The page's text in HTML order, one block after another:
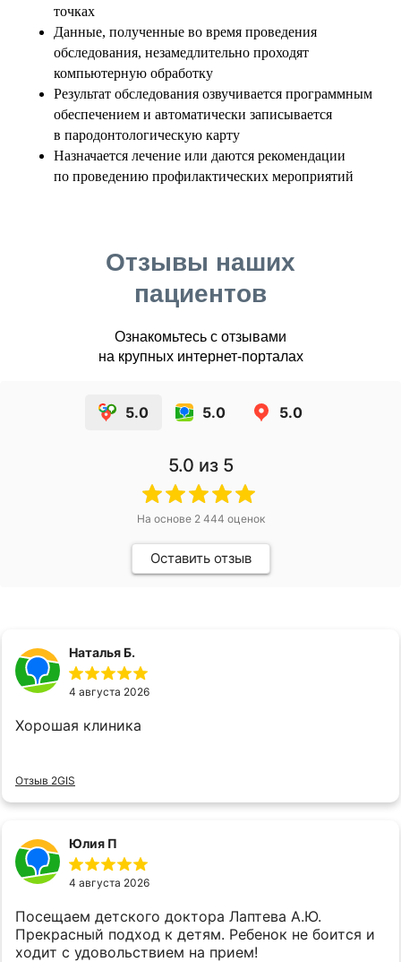
точках
Данные, полученные во время проведения
обследования, незамедлительно проходят
компьютерную обработку
Результат обследования озвучивается программным
обеспечением и автоматически записывается
в пародонтологическую карту
Назначается лечение или даются рекомендации
по проведению профилактических мероприятий
Отзывы наших
пациентов
Ознакомьтесь с отзывами
на крупных интернет-порталах
5.0 5.0 5.0
5.0 из 5
На основе 2 444 оценок
Оставить отзыв
Наталья Б.
4 августа 2026
Хорошая клиника
Отзыв 2GIS
Юлия П
4 августа 2026
Посещаем детского доктора Лаптева А.Ю.
Прекрасный подход к детям. Ребенок не боится и
ходит с удовольствием на прием!